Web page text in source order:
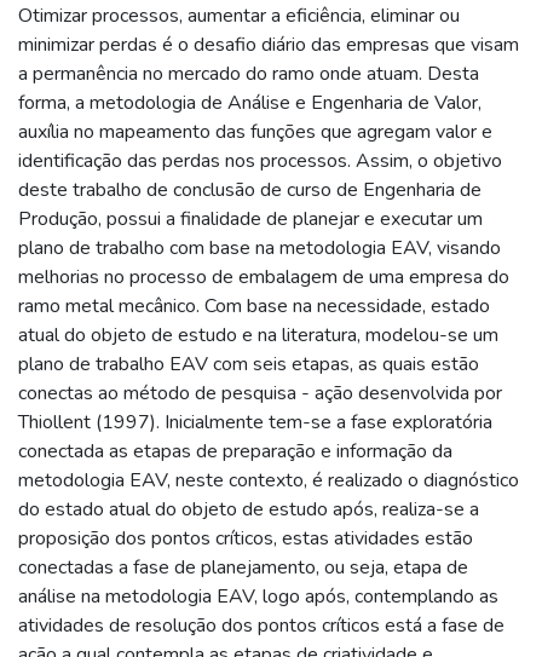
Otimizar processos, aumentar a eficiência, eliminar ou
minimizar perdas é o desafio diário das empresas que visam
a permanência no mercado do ramo onde atuam. Desta
forma, a metodologia de Análise e Engenharia de Valor,
auxília no mapeamento das funções que agregam valor e
identificação das perdas nos processos. Assim, o objetivo
deste trabalho de conclusão de curso de Engenharia de
Produção, possui a finalidade de planejar e executar um
plano de trabalho com base na metodologia EAV, visando
melhorias no processo de embalagem de uma empresa do
ramo metal mecânico. Com base na necessidade, estado
atual do objeto de estudo e na literatura, modelou-se um
plano de trabalho EAV com seis etapas, as quais estão
conectas ao método de pesquisa - ação desenvolvida por
Thiollent (1997). Inicialmente tem-se a fase exploratória
conectada as etapas de preparação e informação da
metodologia EAV, neste contexto, é realizado o diagnóstico
do estado atual do objeto de estudo após, realiza-se a
proposição dos pontos críticos, estas atividades estão
conectadas a fase de planejamento, ou seja, etapa de
análise na metodologia EAV, logo após, contemplando as
atividades de resolução dos pontos críticos está a fase de